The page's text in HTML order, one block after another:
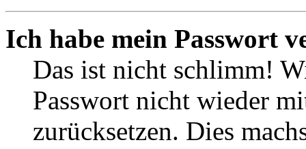
Ich habe mein Passwort
Das ist nicht schlimm!
Passwort nicht wieder
zurücksetzen. Dies